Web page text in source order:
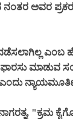
ನಂತರ ಅವರ
ಎಂಬ
ಮಾಡುವ
ಎಂದು
"ಕ್ರಮ